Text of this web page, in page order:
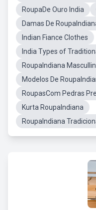
RoupaDe Ouro India
Damas De
Indian Fiance Clothes
India Types of
RoupaIndiana
Modelos De
RoupasCom Pedras
Kurta RoupaIndiana
RoupaIndiana